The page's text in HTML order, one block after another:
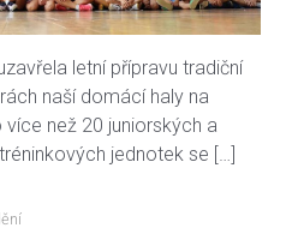
letní přípravu tradiční
naší domácí haly na
než 20 juniorských a
jednotek se […]